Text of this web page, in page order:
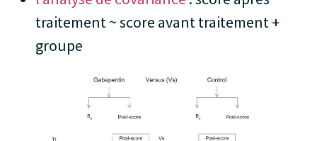
traitement ~ score avant traitement +
groupe